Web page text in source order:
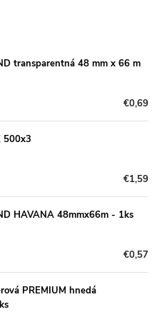
transparentná 48 mm x 66 m
€0,69
500x3
€1,59
HAVANA 48mmx66m - 1ks
€0,57
PREMIUM hnedá